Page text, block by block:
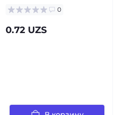
0
0.72 UZS